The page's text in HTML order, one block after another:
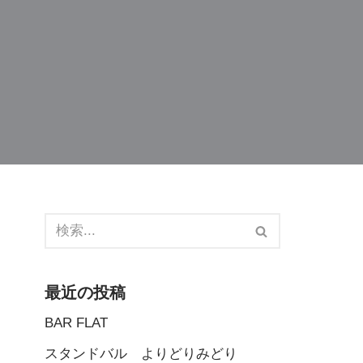
最近の投稿
BAR FLAT
スタンドバル よりどりみどり